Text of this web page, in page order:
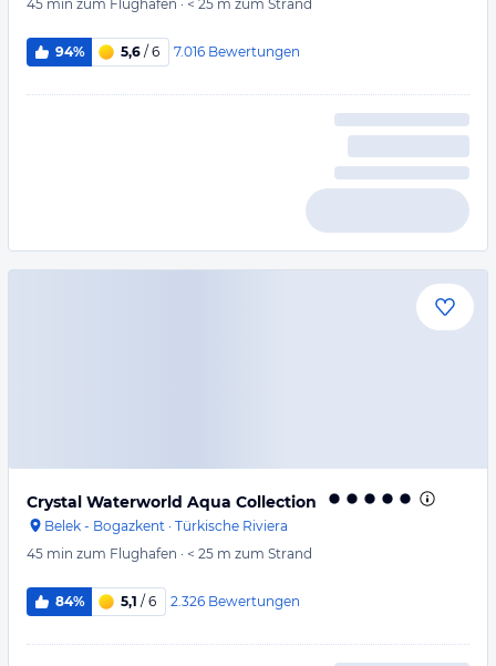
45 min zum Flughafen · < 25 m zum Strand
94% 5,6 / 6 7.016 Bewertungen
Crystal Waterworld Aqua Collection
Belek - Bogazkent · Türkische Riviera
45 min zum Flughafen · < 25 m zum Strand
84% 5,1 / 6 2.326 Bewertungen